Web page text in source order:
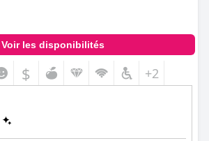
Voir les disponibilités
$ +2